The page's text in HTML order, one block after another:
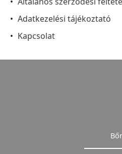
Adatkezelési tájékoztató
Kapcsolat